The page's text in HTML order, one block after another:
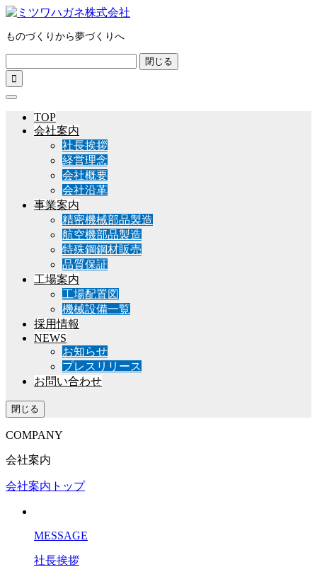
ものづくりから夢づくりへ
閉じる

TOP
会社案内
社長挨拶
経営理念
会社概要
会社沿革
事業案内
精密機械部品製造
航空機部品製造
特殊鋼鋼材販売
品質保証
工場案内
工場配置図
機械設備一覧
採用情報
NEWS
お知らせ
プレスリリース
お問い合わせ
閉じる
COMPANY
会社案内
会社案内トップ
MESSAGE
社長挨拶